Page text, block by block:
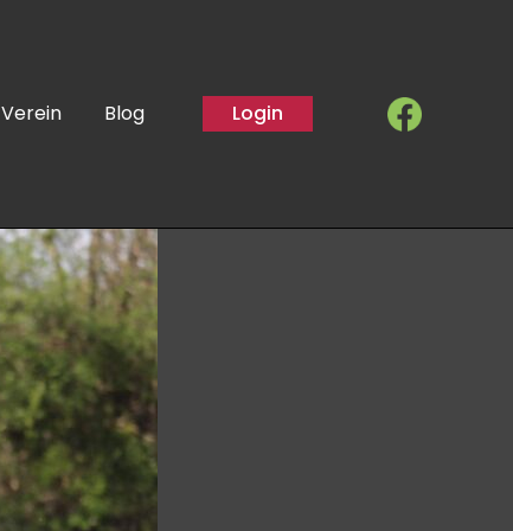
Verein Blog Login